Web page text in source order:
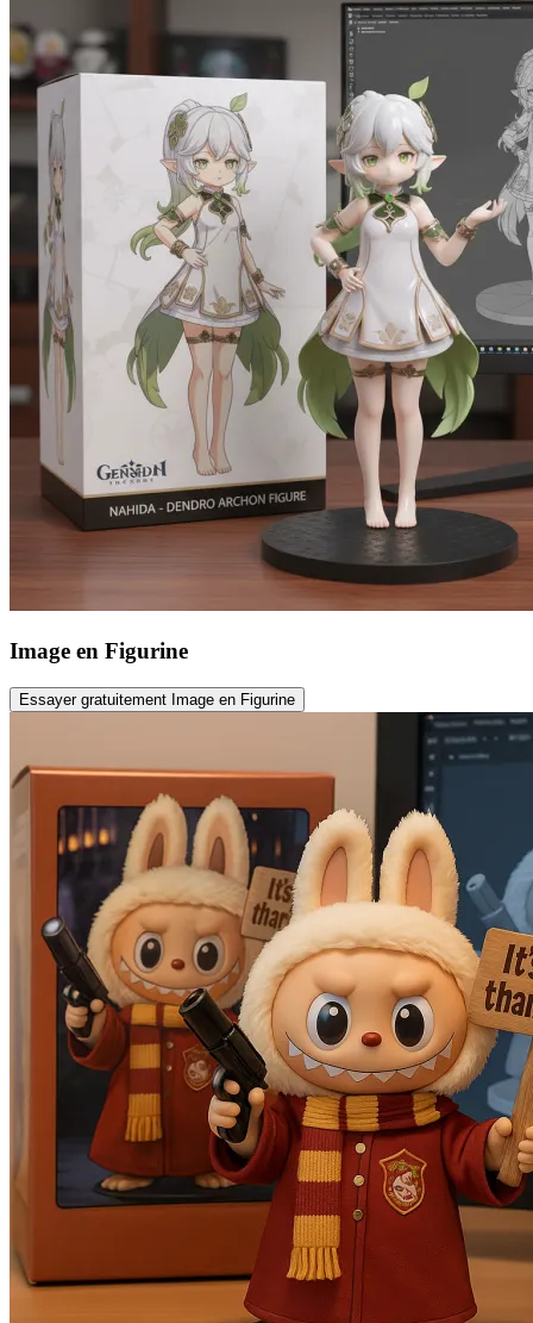
Image en Figurine
Essayer gratuitement Image en Figurine